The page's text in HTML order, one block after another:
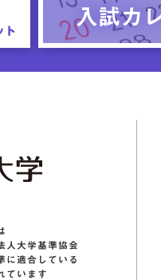
人大学基準協会
に適合している
ています